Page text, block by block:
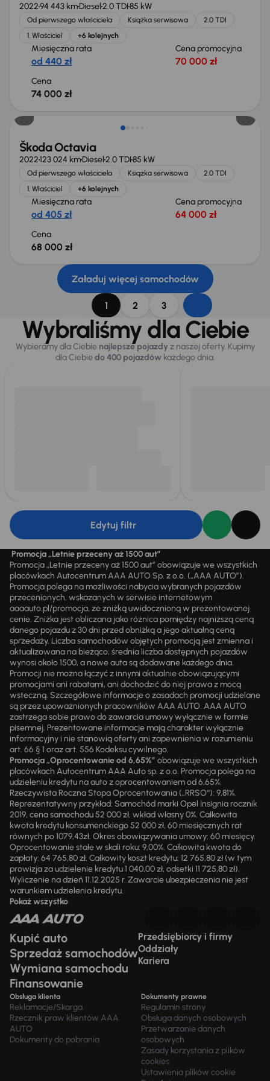
202294 443 kmDiesel2.0 TDI85 kW
Od pierwszego właściciela Książka serwisowa
2.0 TDI
1. Właściciel
+6 kolejnych
Miesięczna rata
od 440 zł
Cena promocyjna
70 000 zł
Cena
74 000 zł
Škoda Octavia
2022123 024 kmDiesel2.0 TDI85 kW
Od pierwszego właściciela Książka serwisowa
2.0 TDI
1. Właściciel
+6 kolejnych
Miesięczna rata
od 405 zł
Cena promocyjna
64 000 zł
Cena
68 000 zł
Załaduj więcej samochodów
1 2 3
Wybraliśmy dla Ciebie
Wybieramy dla Ciebie najlepsze pojazdy z naszej oferty. Kupimy
dla Ciebiedo 400 pojazdówkażdego dnia.
Edytuj filtr
Promocja „Letnie przeceny aż 1500 aut”
Promocja „Letnie przeceny aż 1500 aut” obowiązuje we wszystkich
placówkach Autocentrum AAA AUTO Sp. z o.o. („AAA AUTO”).
Promocja polega na możliwości nabycia wybranych pojazdów
przecenionych, wskazanych w serwisie internetowym
aaaauto.pl/promocja, ze zniżką uwidocznioną w prezentowanej
cenie. Zniżka jest obliczana jako różnica pomiędzy najniższą ceną
danego pojazdu z 30 dni przed obniżką a jego aktualną ceną
sprzedaży. Liczba samochodów objętych promocją jest zmienna i
aktualizowana na bieżąco; średnia liczba dostępnych pojazdów
wynosi około 1500, a nowe auta są dodawane każdego dnia.
Promocji nie można łączyć z innymi aktualnie obowiązującymi
promocjami ani rabatami, ani dochodzić do niej prawa z mocą
wsteczną. Szczegółowe informacje o zasadach promocji udzielane
są przez upoważnionych pracowników AAA AUTO. AAA AUTO
zastrzega sobie prawo do zawarcia umowy wyłącznie w formie
pisemnej. Prezentowane informacje mają charakter wyłącznie
informacyjny i nie stanowią oferty ani zapewnienia w rozumieniu
art. 66 § 1 oraz art. 556 Kodeksu cywilnego.
Promocja „Oprocentowanie od 6,65%” obowiązuje we wszystkich
placówkach Autocentrum AAA Auto sp. z o.o. Promocja polega na
udzieleniu kredytu na auto z oprocentowaniem od 6,65%.
Rzeczywista Roczna Stopa Oprocentowania („RRSO“): 9,81%.
Reprezentatywny przykład: Samochód marki Opel Insignia rocznik
2019, cena samochodu 52 000 zł, wkład własny 0%. Całkowita
kwota kredytu konsumenckiego 52 000 zł, 60 miesięcznych rat
równych po 1079,43zł. Okres obowiązywania umowy: 60 miesięcy.
Oprocentowanie stałe w skali roku: 9,00%. Całkowita kwota do
zapłaty: 64 765,80 zł. Całkowity koszt kredytu: 12 765,80 zł (w tym
prowizja za udzielenie kredytu 1 040,00 zł, odsetki 11 725,80 zł).
Wyliczenie na dzień 11.12.2025 r. Zawarcie ubezpieczenia nie jest
warunkiem udzielenia kredytu.
Pokaż wszystko
Kupić auto
Sprzedaż samochodów
Wymiana samochodu
Finansowanie
Przedsiębiorcy i firmy
Oddziały
Kariera
Obsługa klienta
Reklamacje/Skarga
Rzecznik praw klientów AAA
AUTO
Dokumenty do pobrania
Dokumenty prawne
Regulamin strony
Obsługa danych osobowych
Przetwarzanie danych
osobowych
Zasady korzystania z plików
cookies
Ustawienia plików cookie